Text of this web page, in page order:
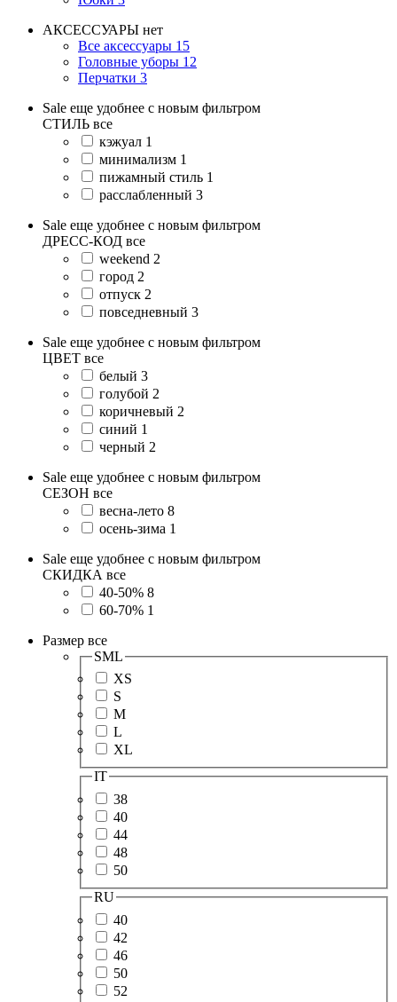
АКСЕССУАРЫ нет
Все аксессуары 15
Головные уборы 12
Перчатки 3
Sale еще удобнее с новым фильтром
СТИЛЬ все
кэжуал 1
минимализм 1
пижамный стиль 1
расслабленный 3
Sale еще удобнее с новым фильтром
ДРЕСС-КОД все
weekend 2
город 2
отпуск 2
повседневный 3
Sale еще удобнее с новым фильтром
ЦВЕТ все
белый 3
голубой 2
коричневый 2
синий 1
черный 2
Sale еще удобнее с новым фильтром
СЕЗОН все
весна-лето 8
осень-зима 1
Sale еще удобнее с новым фильтром
СКИДКА все
40-50% 8
60-70% 1
Размер все
SML
XS
S
M
L
XL
IT
38
40
44
48
50
RU
40
42
46
50
52